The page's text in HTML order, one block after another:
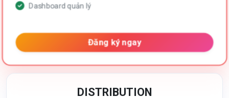
Dashboard quản lý
Đăng ký ngay
DISTRIBUTION